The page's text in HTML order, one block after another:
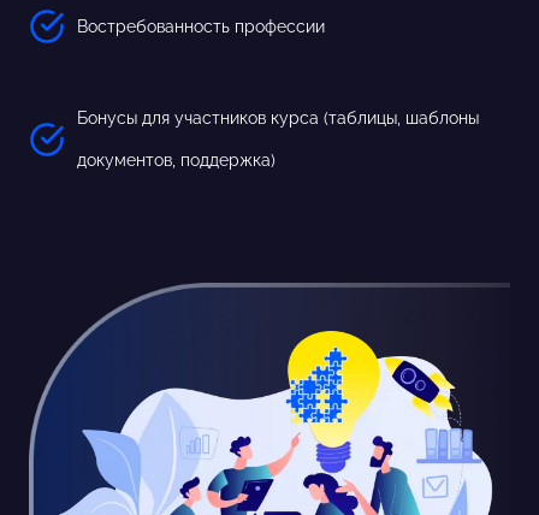
Востребованность профессии
Бонусы для участников курса (таблицы, шаблоны
документов, поддержка)